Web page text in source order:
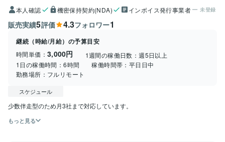
本人確認 機密保持契約(NDA) インボイス発行事業者 未登録
販売実績5評価 4.3フォロワー1
継続（時給/月給）の予算目安
時間単価： 3,000円 1週間の稼働日数：週5日以上
1日の稼働時間：6時間 稼働時間帯： 平日日中
勤務場所： フルリモート
スケジュール
少数伴走型のため月3社まで対応しています。
もっと見る